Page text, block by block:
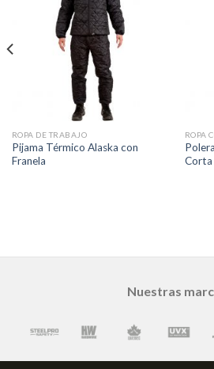
ROPA DE TRABAJO
Pijama Térmico Alaska con
Franela
ROPA
Corta
Nuestras